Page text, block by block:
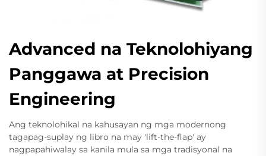
Advanced na Teknolohiyang
Panggawa at Precision
Engineering
Ang teknolohikal na kahusayan ng mga modernong
tagapag-suplay ng libro na may 'lift-the-flap' ay
nagpapahiwalay sa kanila mula sa mga tradisyonal na